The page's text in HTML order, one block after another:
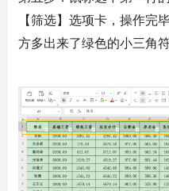
【筛选】选项卡，操作完
方多出来了绿色的小三角符